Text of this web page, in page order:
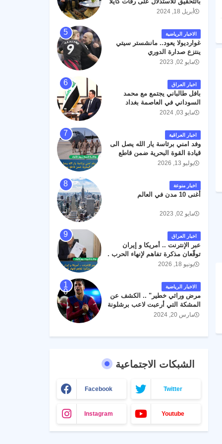
مولرأبريل 18, 2024
الاخبار الرياضية
غوارديولا يعود.. مانشستر سيتي
ينتزع صدارة الدوري
مايو 02, 2023
اخبار العراق
بافل طالباني يجتمع مع محمد
السوداني في العاصمة بغداد
مايو 03, 2024
اخبار العراقية
وفد امني برئاسة يار الله يصل الى
قيادة القوة البحرية ضمن قاطع
عمليات البصرة .
يوليو 13, 2026
اخبار منوعة
أغنى 10 مدن في العالم
مايو 02, 2023
اخبار العراق
عبر الإنترنت .. أمريكا و إيران
توقّعان مذكرة تفاهم لإنهاء الحرب .
يونيو 18, 2026
الاخبار الرياضية
مرض وراثي خطير" .. الكشف عن
المشكة التي أرعبت لاعب برشلونة
جواو كانسيلو
مارس 20, 2024
الشبكات الاجتماعية
Facebook Twitter
Instagram Youtube